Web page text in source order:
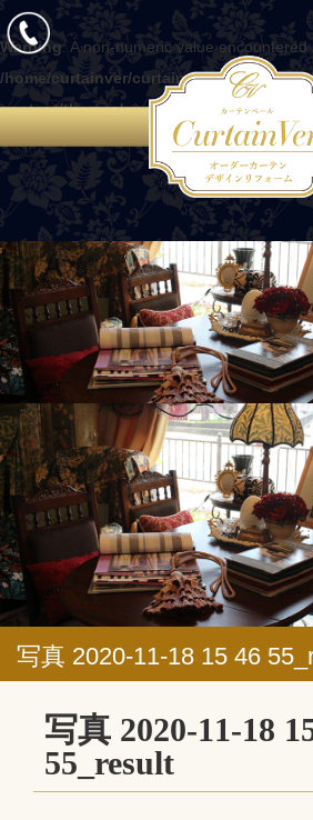
Warning: A non-numeric value encountered
/home/curtainver/curtain-ver.com/
content/themes/curtain/functions.php
写真 2020-11-18 15 46
写真 2020-11-18
55_result